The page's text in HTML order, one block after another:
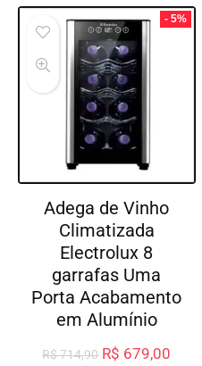
- 5%
Adega de Vinho
Climatizada
Electrolux 8
garrafas Uma
Porta Acabamento
em Alumínio
R$714,90 R$ 679,00